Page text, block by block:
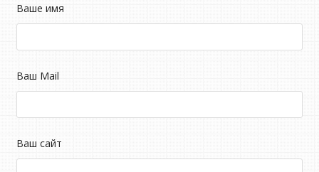
Ваше имя
Ваш Mail
Ваш сайт